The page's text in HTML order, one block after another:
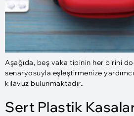
Aşağıda, beş vaka tipinin her birini
senaryosuyla eşleştirmenize
kılavuz bulunmaktadır..
Sert Plastik